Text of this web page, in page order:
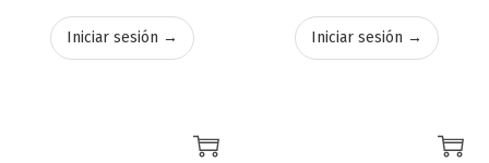
Iniciar sesión → Iniciar sesión →